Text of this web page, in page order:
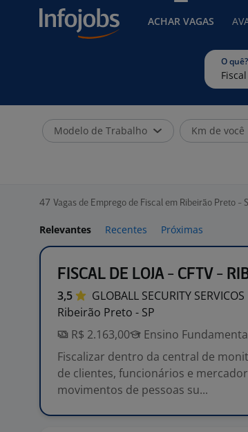
ACHAR VAGAS
O quê?
Modelo de Trabalho Km de você
47 Vagas de Emprego de Fiscal em Ribeirão Preto -
Relevantes Recentes Próximas
FISCAL DE LOJA - CFTV -
3,5 GLOBALL SECURITY SERVICOS
Ribeirão Preto - SP
R$ 2.163,00
Ensino
Fiscalizar dentro da central de
de clientes, funcionários e
movimentos de pessoas su...